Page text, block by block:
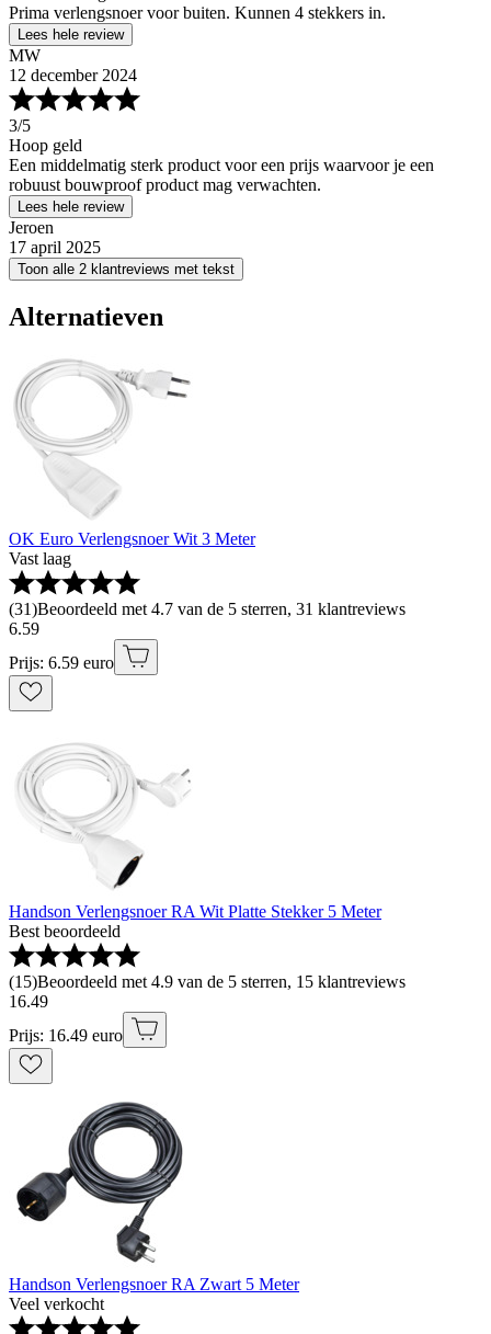
Prima verlengsnoer voor buiten. Kunnen 4 stekkers in.
Lees hele review
MW
12 december 2024
3/5
Hoop geld
Een middelmatig sterk product voor een prijs waarvoor je een
robuust bouwproof product mag verwachten.
Lees hele review
Jeroen
17 april 2025
Toon alle 2 klantreviews met tekst
Alternatieven
OK Euro Verlengsnoer Wit 3 Meter
Vast laag
(31)Beoordeeld met 4.7 van de 5 sterren, 31 klantreviews
6.59
Prijs: 6.59 euro
Handson Verlengsnoer RA Wit Platte Stekker 5 Meter
Best beoordeeld
(15)Beoordeeld met 4.9 van de 5 sterren, 15 klantreviews
16.49
Prijs: 16.49 euro
Handson Verlengsnoer RA Zwart 5 Meter
Veel verkocht